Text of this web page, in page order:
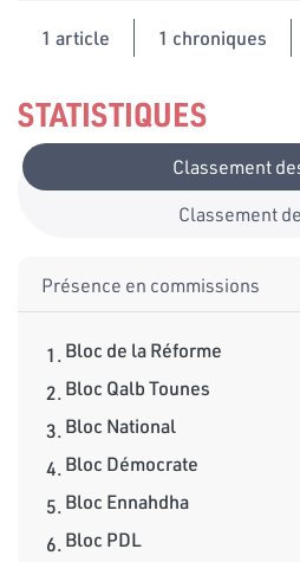
STATISTIQUES
Classement
Classement
1.Bloc de la Réforme
2.Bloc Qalb Tounes
3.Bloc National
4.Bloc Démocrate
5.Bloc Ennahdha
6.Bloc PDL
1 article 1 chroniques